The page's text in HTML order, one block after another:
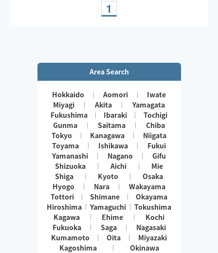
小さなお子さまやペットが居るお宅も歓迎です🐶😺
1
Area Search
Hokkaido Aomori
Iwate
Miyagi
Akita
Yamagata
Fukushima
Ibaraki
Tochigi
Gunma
Saitama
Chiba
Tokyo
Kanagawa
Niigata
Toyama
Ishikawa
Fukui
Yamanashi
Nagano
Gifu
Shizuoka
Aichi
Mie
Shiga
Kyoto
Osaka
Hyogo
Nara
Wakayama
Tottori
Shimane
Okayama
Hiroshima
Yamaguchi
Tokushima
Kagawa
Ehime
Kochi
Fukuoka
Saga
Nagasaki
Kumamoto
Oita
Miyazaki
Kagoshima
Okinawa